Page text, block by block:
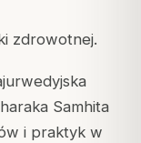
zdrowotnej.
Samhita
i praktyk w